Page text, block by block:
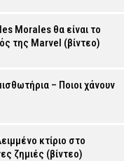
Morales θα είναι το
της Marvel (βίντεο)
– Ποιοι χάνουν
κτίριο στο
ζημιές (βίντεο)